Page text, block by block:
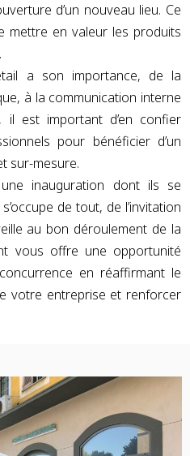
d’un nouveau lieu. Ce
mettre en valeur les produits
a son importance, de la
à la communication interne
il est important d’en confier
pour bénéficier d’un
sur-mesure.
inauguration dont ils se
de tout, de l’invitation
au bon déroulement de la
vous offre une opportunité
en réaffirmant le
votre entreprise et renforcer